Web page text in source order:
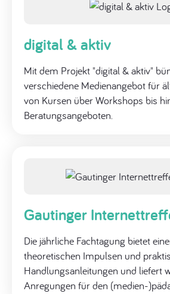
digital & aktiv
Mit dem Projekt "digital & aktiv"
verschiedene Medienangebot für
von Kursen über Workshops bis
Beratungsangeboten.
Gautinger
Die jährliche Fachtagung bietet
theoretischen Impulsen und
Handlungsanleitungen und liefert
Anregungen für den (medien-